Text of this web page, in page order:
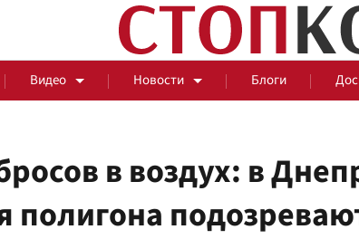
Видео Новости Блоги
За оградой
в воздух: в
полигона